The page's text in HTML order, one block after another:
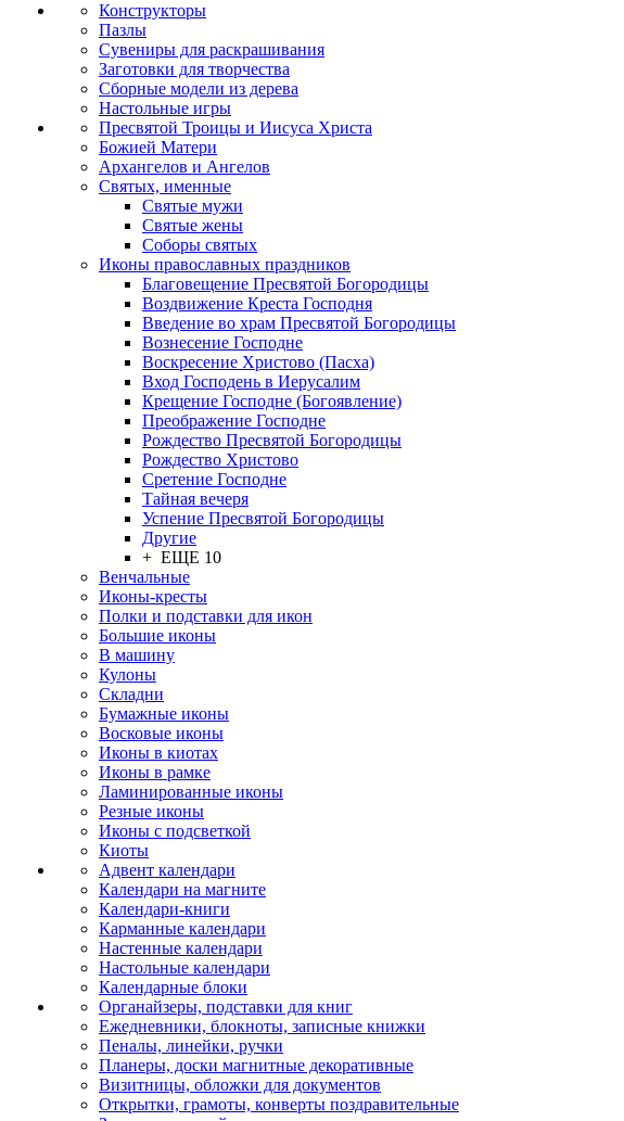
Конструкторы
Пазлы
Сувениры для раскрашивания
Заготовки для творчества
Сборные модели из дерева
Настольные игры
Пресвятой Троицы и Иисуса Христа
Божией Матери
Архангелов и Ангелов
Святых, именные
Святые мужи
Святые жены
Соборы святых
Иконы православных праздников
Благовещение Пресвятой Богородицы
Воздвижение Креста Господня
Введение во храм Пресвятой Богородицы
Вознесение Господне
Воскресение Христово (Пасха)
Вход Господень в Иерусалим
Крещение Господне (Богоявление)
Преображение Господне
Рождество Пресвятой Богородицы
Рождество Христово
Сретение Господне
Тайная вечеря
Успение Пресвятой Богородицы
Другие
+ ЕЩЕ 10
Венчальные
Иконы-кресты
Полки и подставки для икон
Большие иконы
В машину
Кулоны
Складни
Бумажные иконы
Восковые иконы
Иконы в киотах
Иконы в рамке
Ламинированные иконы
Резные иконы
Иконы с подсветкой
Киоты
Адвент календари
Календари на магните
Календари-книги
Карманные календари
Настенные календари
Настольные календари
Календарные блоки
Органайзеры, подставки для книг
Ежедневники, блокноты, записные книжки
Пеналы, линейки, ручки
Планеры, доски магнитные декоративные
Визитницы, обложки для документов
Открытки, грамоты, конверты поздравительные